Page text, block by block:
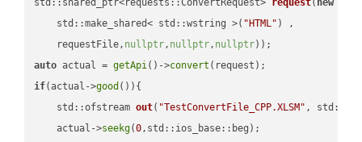
std::shared_ptr<requests::ConvertRequest> request( new
    std::make_shared< std::wstring >(
"HTML" ) ,
    requestFile,
nullptr, nullptr, nullptr))
auto actual = getApi()->convert
if(actual->good ()){
std::ofstream out( "TestConvertFile_CPP.XLSM" ,
    actual->
seekg(0,std::ios_base::beg);